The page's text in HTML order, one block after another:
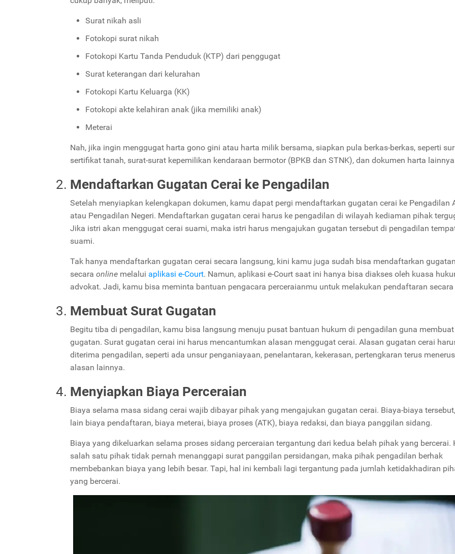
Surat nikah asli
Fotokopi surat nikah
Fotokopi Kartu Tanda Penduduk (KTP) dari penggugat
Surat keterangan dari kelurahan
Fotokopi Kartu Keluarga (KK)
Fotokopi akte kelahiran anak (jika memiliki anak)
Meterai
Nah, jika ingin menggugat harta gono gini atau harta milik bersama, siapkan pula berkas-berkas, seperti
sertifikat tanah, surat-surat kepemilikan kendaraan bermotor (BPKB dan STNK), dan dokumen harta
Mendaftarkan Gugatan Cerai ke Pengadilan
Setelah menyiapkan kelengkapan dokumen, kamu dapat pergi mendaftarkan gugatan cerai ke Pengadilan
atau Pengadilan Negeri. Mendaftarkan gugatan cerai harus ke pengadilan di wilayah kediaman pihak
Jika istri akan menggugat cerai suami, maka istri harus mengajukan gugatan tersebut di pengadilan
suami.
Tak hanya mendaftarkan gugatan cerai secara langsung, kini kamu juga sudah bisa mendaftarkan
secara online melalui aplikasi e-Court. Namun, aplikasi e-Court saat ini hanya bisa diakses oleh kuasa
advokat. Jadi, kamu bisa meminta bantuan pengacara perceraianmu untuk melakukan pendaftaran secara
Membuat Surat Gugatan
Begitu tiba di pengadilan, kamu bisa langsung menuju pusat bantuan hukum di pengadilan guna
gugatan. Surat gugatan cerai ini harus mencantumkan alasan menggugat cerai. Alasan gugatan cerai
diterima pengadilan, seperti ada unsur penganiayaan, penelantaran, kekerasan, pertengkaran terus
alasan lainnya.
Menyiapkan Biaya Perceraian
Biaya selama masa sidang cerai wajib dibayar pihak yang mengajukan gugatan cerai. Biaya-biaya
lain biaya pendaftaran, biaya meterai, biaya proses (ATK), biaya redaksi, dan biaya panggilan sidang.
Biaya yang dikeluarkan selama proses sidang perceraian tergantung dari kedua belah pihak yang bercerai.
salah satu pihak tidak pernah menanggapi surat panggilan persidangan, maka pihak pengadilan berhak
membebankan biaya yang lebih besar. Tapi, hal ini kembali lagi tergantung pada jumlah ketidakhadiran
yang bercerai.